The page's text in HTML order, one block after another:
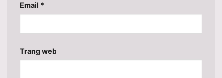
Email *
Trang web